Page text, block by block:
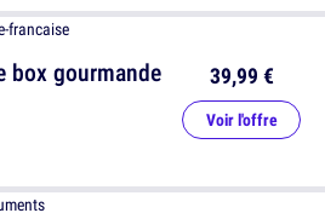
box gourmande
39,99 €
Voir l'offre